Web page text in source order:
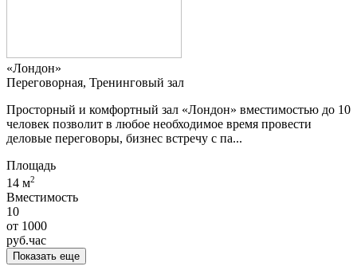
«Лондон»
Переговорная, Тренинговый зал
Просторный и комфортный зал «Лондон» вместимостью до 10
человек позволит в любое необходимое время провести
деловые переговоры, бизнес встречу с па...
Площадь
14 м2
Вместимость
10
от 1000
руб.час
Показать еще